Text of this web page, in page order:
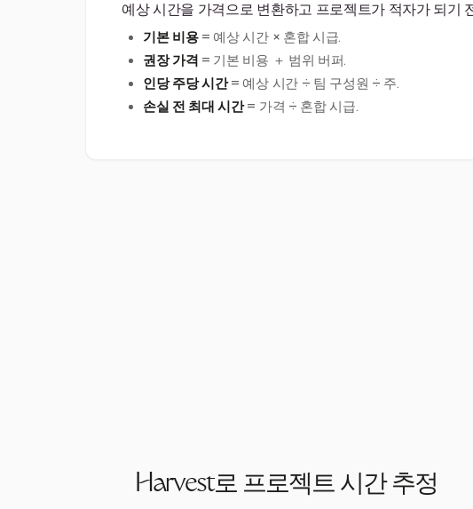
예상 시간을 가격으로 변환하고 프로젝트가 적자가 되기
기본 비용= 예상 시간 × 혼합 시급.
권장 가격 = 기본 비용 ＋ 범위 버퍼.
인당 주당 시간= 예상 시간 ÷ 팀 구성원 ÷ 주.
손실 전 최대 시간= 가격 ÷ 혼합 시급.
Harvest로 프로젝트 시간 추정